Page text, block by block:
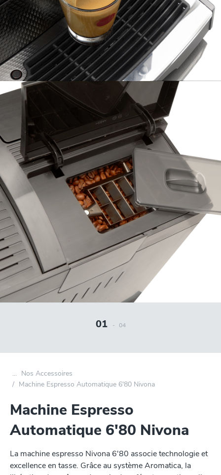
01 - 04
Nos Accessoires
Machine Espresso Automatique 6'80 Nivona
Machine Espresso
Automatique 6'80 Nivona
La machine espresso Nivona 6'80 associe technologie et
excellence en tasse. Grâce au système Aromatica, la